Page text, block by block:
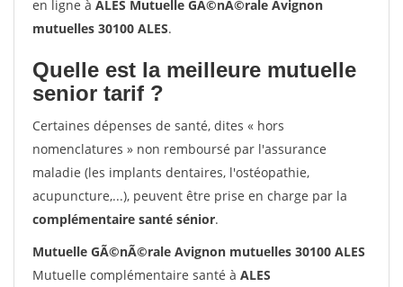
en ligne à ALES Mutuelle GÃ©nÃ©rale Avignon
mutuelles 30100 ALES.
Quelle est la meilleure mutuelle
senior tarif ?
Certaines dépenses de santé, dites « hors
nomenclatures » non remboursé par l'assurance
maladie (les implants dentaires, l'ostéopathie,
acupuncture,...), peuvent être prise en charge par la
complémentaire santé sénior.
Mutuelle GÃ©nÃ©rale Avignon mutuelles 30100 ALES
Mutuelle complémentaire santé à ALES